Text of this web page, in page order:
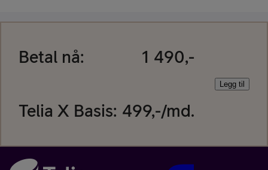
Betal nå: 1 490,-
Telia X Basis: 499,-/md.
Legg til